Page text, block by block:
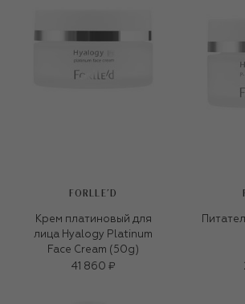
FORLLE'D
Крем платиновый для
лица Hyalogy Platinum
Face Cream (50g)
41 860 ₽